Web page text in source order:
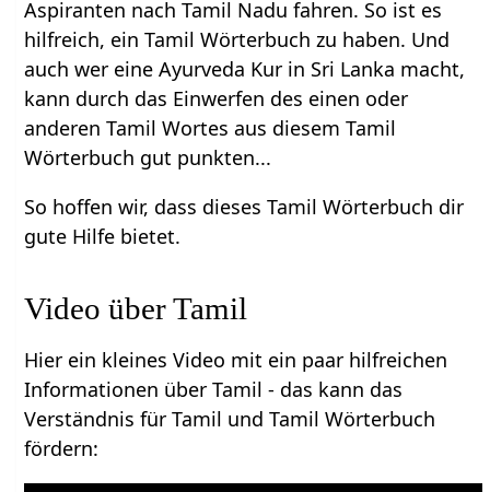
Aspiranten nach Tamil Nadu fahren. So ist es
hilfreich, ein Tamil Wörterbuch zu haben. Und
auch wer eine Ayurveda Kur in Sri Lanka macht,
kann durch das Einwerfen des einen oder
anderen Tamil Wortes aus diesem Tamil
Wörterbuch gut punkten...
So hoffen wir, dass dieses Tamil Wörterbuch dir
gute Hilfe bietet.
Video über Tamil
Hier ein kleines Video mit ein paar hilfreichen
Informationen über Tamil - das kann das
Verständnis für Tamil und Tamil Wörterbuch
fördern: